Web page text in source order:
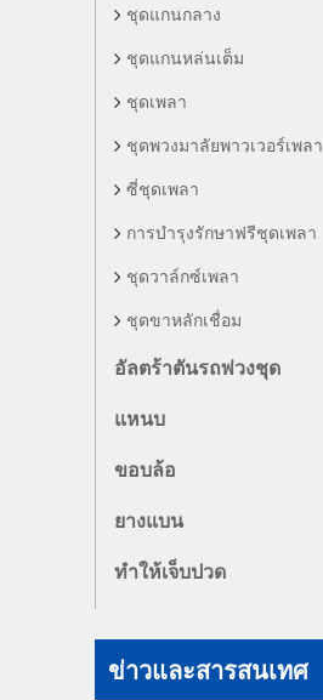
ชุดแกนกลาง
ชุดแกนหล่นเต็ม
ชุดเพลา
ชุดพวงมาลัยพาวเวอร์เพลา
ซี่ชุดเพลา
การบำรุงรักษาฟรีชุดเพลา
ชุดวาล์กซ์เพลา
ชุดขาหลักเชื่อม
อัลตร้าตันรถพ่วงชุด
แหนบ
ขอบล้อ
ยางแบน
ทำให้เจ็บปวด
ข่าวและสารสนเทศ